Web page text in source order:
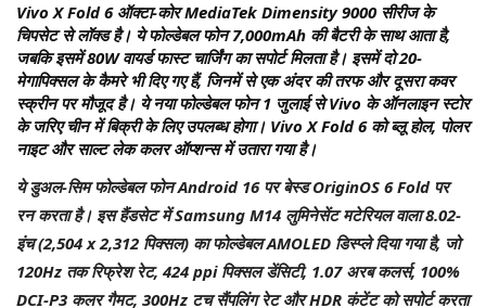
Vivo X Fold 6 ऑक्टा-कोर MediaTek Dimensity 9000 सीरीज के
चिपसेट से लॉक्ड है। ये फोल्डेबल फोन 7,000mAh की बैटरी के साथ आता है,
जबकि इसमें 80W वायर्ड फास्ट चार्जिंग का सपोर्ट मिलता है। इसमें दो 20-
मेगापिक्सल के कैमरे भी दिए गए हैं, जिनमें से एक अंदर की तरफ और दूसरा कवर
स्क्रीन पर मौजूद है। ये नया फोल्डेबल फोन 1 जुलाई से Vivo के ऑनलाइन स्टोर
के जरिए चीन में बिक्री के लिए उपलब्ध होगा। Vivo X Fold 6 को ब्लू होल, पोलर
नाइट और साल्ट लेक कलर ऑप्शन्स में उतारा गया है।
ये डुअल-सिम फोल्डेबल फोन Android 16 पर बेस्ड OriginOS 6 Fold पर
रन करता है। इस हैंडसेट में Samsung M14 लुमिनेसेंट मटेरियल वाला 8.02-
इंच (2,504 x 2,312 पिक्सल) का फोल्डेबल AMOLED डिस्प्ले दिया गया है, जो
120Hz तक रिफ्रेश रेट, 424 ppi पिक्सल डेंसिटी, 1.07 अरब कलर्स, 100%
DCI-P3 कलर गैमट, 300Hz टच सैंपलिंग रेट और HDR कंटेंट को सपोर्ट करता